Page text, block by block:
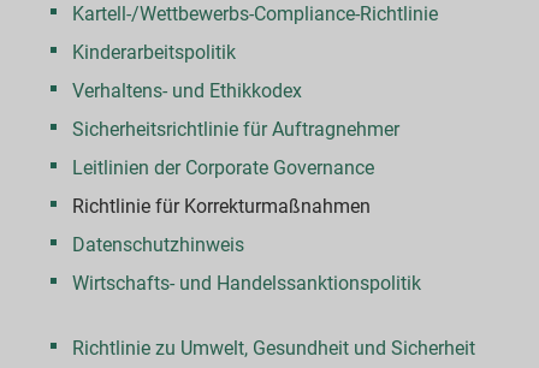
Kartell-/Wettbewerbs-Compliance-Richtlinie
Kinderarbeitspolitik
Verhaltens- und Ethikkodex
Sicherheitsrichtlinie für Auftragnehmer
Leitlinien der Corporate Governance
Richtlinie für Korrekturmaßnahmen
Datenschutzhinweis
Wirtschafts- und Handelssanktionspolitik
Richtlinie zu Umwelt, Gesundheit und Sicherheit